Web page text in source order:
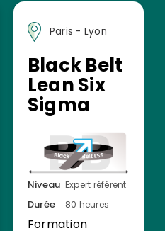
Paris - Lyon
Black Belt
Lean Six
Sigma
Niveau Expert référent
Durée 80 heures
Formation